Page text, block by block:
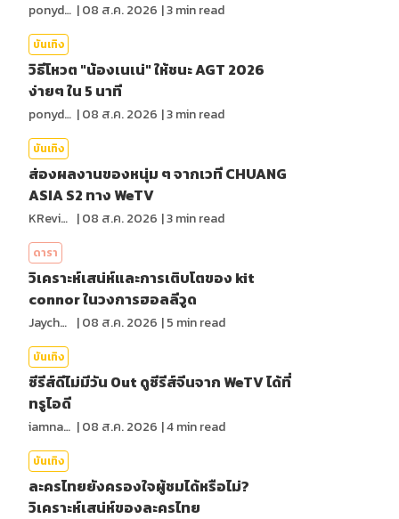
ponydiary |08 ส.ค. 2026 |3min read
บันเทิง
วิธีโหวต "น้องเนเน่" ให้ชนะ AGT 2026
ง่ายๆ ใน 5 นาที
ponydiary |08 ส.ค. 2026 |3min read
บันเทิง
ส่องผลงานของหนุ่ม ๆ จากเวที CHUANG
ASIA S2 ทาง WeTV
KReview |08 ส.ค. 2026 |3min read
ดารา
วิเคราะห์เสน่ห์และการเติบโตของ kit
connor ในวงการฮอลลีวูด
Jaychou |08 ส.ค. 2026 |5 min read
บันเทิง
ซีรีส์ดีไม่มีวัน Out ดูซีรีส์จีนจาก WeTV ได้ที่
ทรูไอดี
iamnan23 |08 ส.ค. 2026 |4min read
บันเทิง
ละครไทยยังครองใจผู้ชมได้หรือไม่?
วิเคราะห์เสน่ห์ของละครไทย